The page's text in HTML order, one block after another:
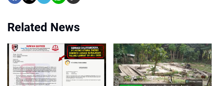
Related News